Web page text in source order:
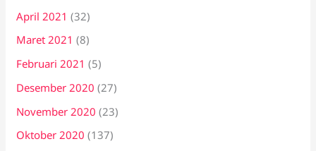
April 2021 (32)
Maret 2021 (8)
Februari 2021 (5)
Desember 2020 (27)
November 2020 (23)
Oktober 2020 (137)